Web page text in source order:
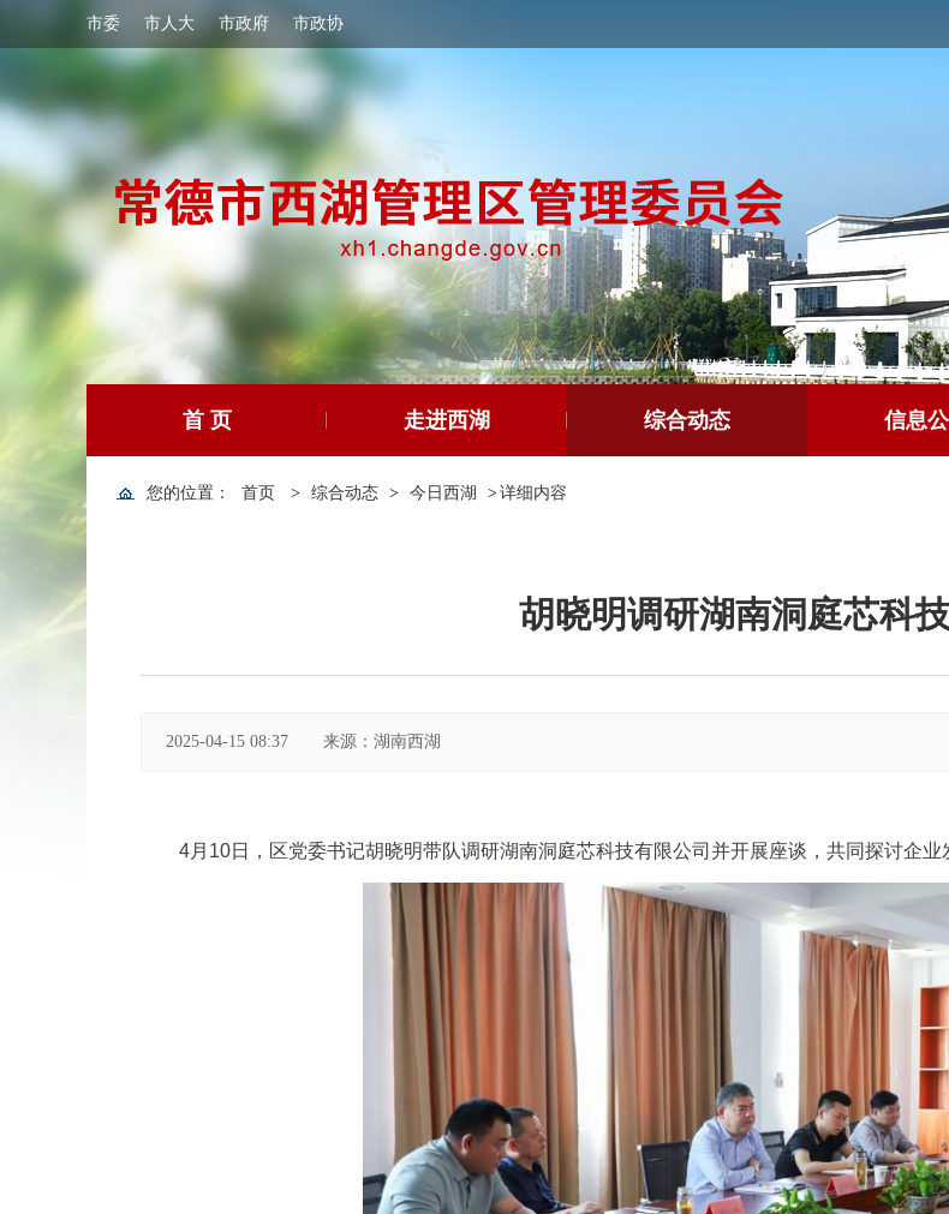
市委 市人大 市政府 市政协
首 页 走进西湖 综合动态 信息
您的位置： 首页 > 综合动态 > 今日西湖 >详细内容
胡晓明调研湖南洞庭芯科
2025-04-15 08:37 来源：湖南西湖
4月10日，区党委书记胡晓明带队调研湖南洞庭芯科技有限公司并开展座谈，共同探讨企业